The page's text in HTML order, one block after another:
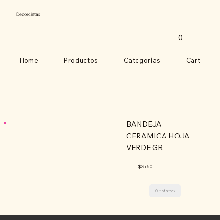
Decorcintas
Home Productos Categorías Cart
0
Out of stock
BANDEJA
CERAMICA HOJA
VERDE GR
$25.50